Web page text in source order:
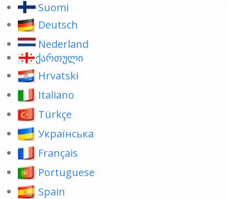
Suomi
Deutsch
Nederland
ქართული
Hrvatski
Italiano
Türkçe
Українська
Français
Portuguese
Spain